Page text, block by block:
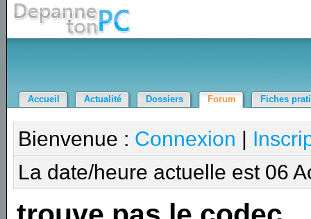
Accueil Actualité Dossiers Forum Fiches
Bienvenue : Connexion |
La date/heure actuelle est 06